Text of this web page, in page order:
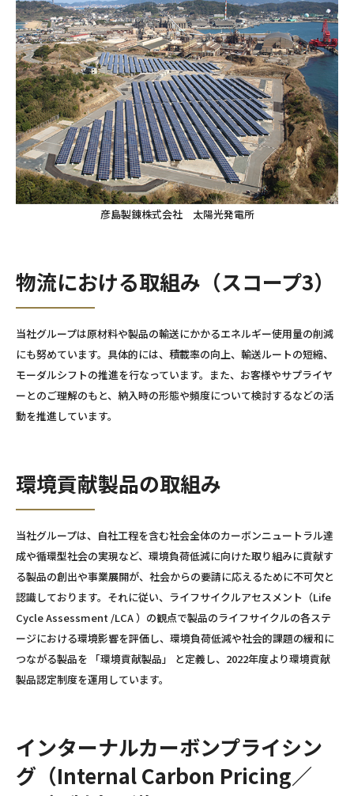
彦島製錬株式会社 太陽光発電所
物流における取組み（スコープ3）
当社グループは原材料や製品の輸送にかかるエネルギー使用量の削減
にも努めています。具体的には、積載率の向上、輸送ルートの短縮、
モーダルシフトの推進を行なっています。また、お客様やサプライヤ
ーとのご理解のもと、納入時の形態や頻度について検討するなどの活
動を推進しています。
環境貢献製品の取組み
当社グループは、自社工程を含む社会全体のカーボンニュートラル達
成や循環型社会の実現など、環境負荷低減に向けた取り組みに貢献す
る製品の創出や事業展開が、社会からの要請に応えるために不可欠と
認識しております。それに従い、ライフサイクルアセスメント（Life
Cycle Assessment /LCA ）の観点で製品のライフサイクルの各ステ
ージにおける環境影響を評価し、環境負荷低減や社会的課題の緩和に
つながる製品を 「環境貢献製品」 と定義し、2022年度より環境貢献
製品認定制度を運用しています。
インターナルカーボンプライシン
グ（Internal Carbon Pricing／